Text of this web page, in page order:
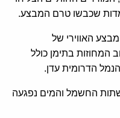
שכבשו טרם המבצע.
האווירי של
המחוזות בתימן כולל
הדרומית עדן.
החשמל והמים נפגעה